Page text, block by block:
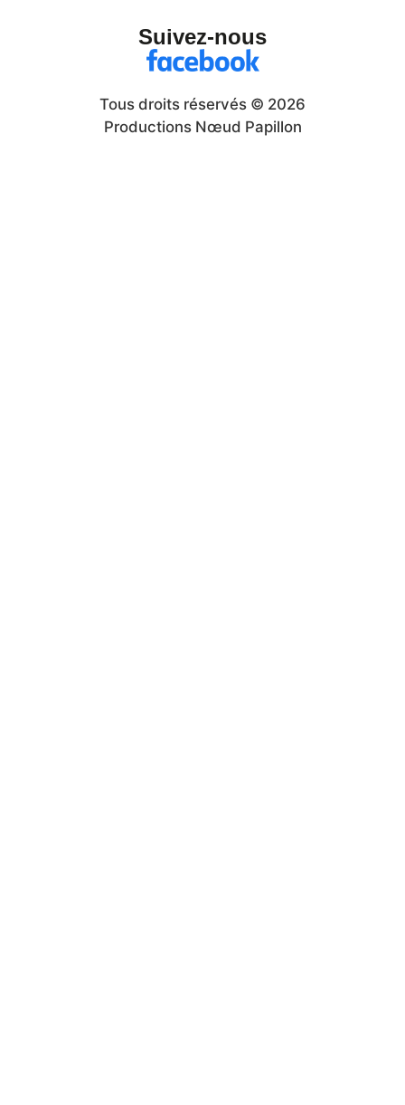
Suivez-nous
Tous droits réservés © 2026
Productions Nœud Papillon